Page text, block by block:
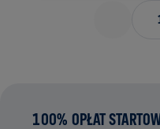
100% OPŁAT